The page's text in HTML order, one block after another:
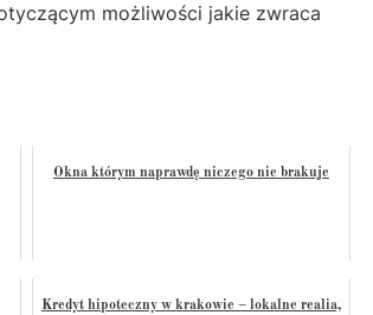
możliwości jakie zwraca
Okna którym naprawdę niczego nie brakuje
Kredyt hipoteczny w krakowie – lokalne realia,